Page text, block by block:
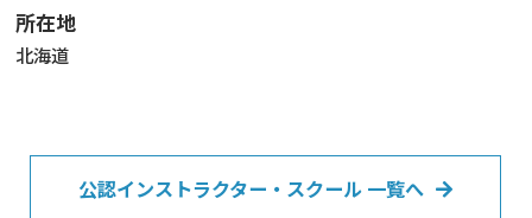
所在地
北海道
公認インストラクター・スクール 一覧へ